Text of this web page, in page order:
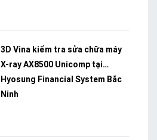
3D Vina kiểm tra sửa chữa máy
X-ray AX8500 Unicomp tại
Hyosung Financial System Bắc
Ninh